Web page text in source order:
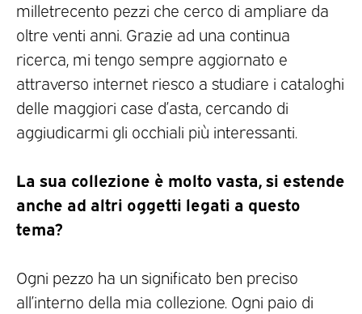
milletrecento pezzi che cerco di ampliare da
oltre venti anni. Grazie ad una continua
ricerca, mi tengo sempre aggiornato e
attraverso internet riesco a studiare i cataloghi
delle maggiori case d’asta, cercando di
aggiudicarmi gli occhiali più interessanti.
La sua collezione è molto vasta, si estende
anche ad altri oggetti legati a questo
tema?
Ogni pezzo ha un significato ben preciso
all’interno della mia collezione. Ogni paio di